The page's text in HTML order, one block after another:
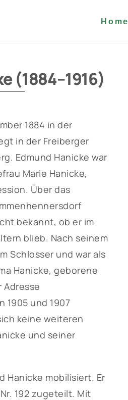
Home
(1884–1916)
1884 in der
in der Freiberger
Edmund Hanicke war
Marie Hanicke,
Über das
bekannt, ob er im
blieb. Nach seinem
Schlosser und war als
Hanicke, geborene
Adresse
und 1907
keine weiteren
und seiner
Hanicke mobilisiert. Er
192 zugeteilt. Mit